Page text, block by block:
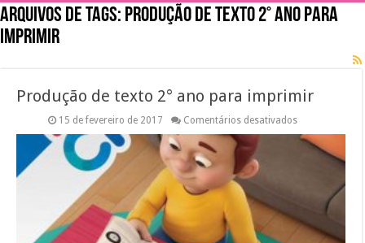
Arquivos de tags: Produção de texto 2° ano para
imprimir
Produção de texto 2° ano para imprimir
15 de fevereiro de 2017 Comentários desativadosem
de
imprimir